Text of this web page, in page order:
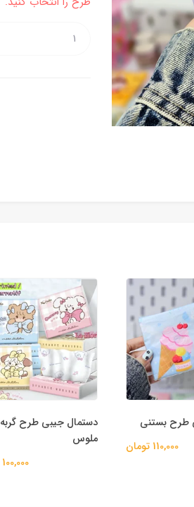
طرح بستنی
110,000 تومان
دستمال جیبی طرح گربه
ملوس
100,000 تومان